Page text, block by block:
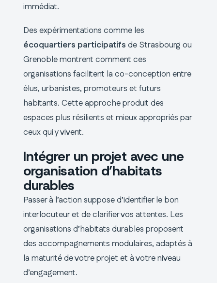
immédiat.
Des expérimentations comme les
écoquartiers participatifs de Strasbourg ou
Grenoble montrent comment ces
organisations facilitent la co-conception entre
élus, urbanistes, promoteurs et futurs
habitants. Cette approche produit des
espaces plus résilients et mieux appropriés par
ceux qui y vivent.
Intégrer un projet avec une
organisation d’habitats
durables
Passer à l’action suppose d’identifier le bon
interlocuteur et de clarifier vos attentes. Les
organisations d’habitats durables proposent
des accompagnements modulaires, adaptés à
la maturité de votre projet et à votre niveau
d’engagement.